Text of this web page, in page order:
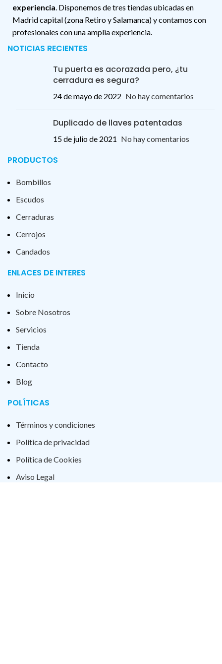
experiencia. Disponemos de tres tiendas ubicadas en
Madrid capital (zona Retiro y Salamanca) y contamos con
profesionales con una amplia experiencia.
NOTICIAS RECIENTES
Tu puerta es acorazada pero, ¿tu
cerradura es segura?
24 de mayo de 2022 No hay comentarios
Duplicado de llaves patentadas
15 de julio de 2021 No hay comentarios
PRODUCTOS
Bombillos
Escudos
Cerraduras
Cerrojos
Candados
ENLACES DE INTERES
Inicio
Sobre Nosotros
Servicios
Tienda
Contacto
Blog
POLÍTICAS
Términos y condiciones
Política de privacidad
Política de Cookies
Aviso Legal